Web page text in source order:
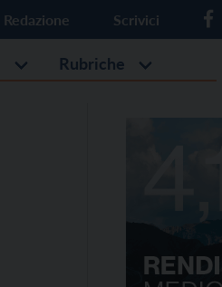
Redazione Scrivici
Rubriche